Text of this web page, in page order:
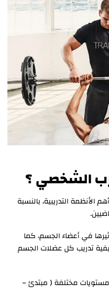
الشخصي ؟
أهم الأنظمة التدريبية، بالنسبة
في أعضاء الجسم، كما
تدريب كل عضلات الجسم
مختلفة ( مبتدئ –